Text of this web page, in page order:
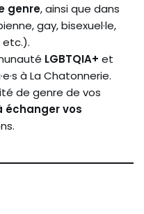
genre, ainsi que dans
gay, bisexuel·le,
etc.).
LGBTQIA+ et
à La Chatonnerie.
de genre de vos
échanger vos